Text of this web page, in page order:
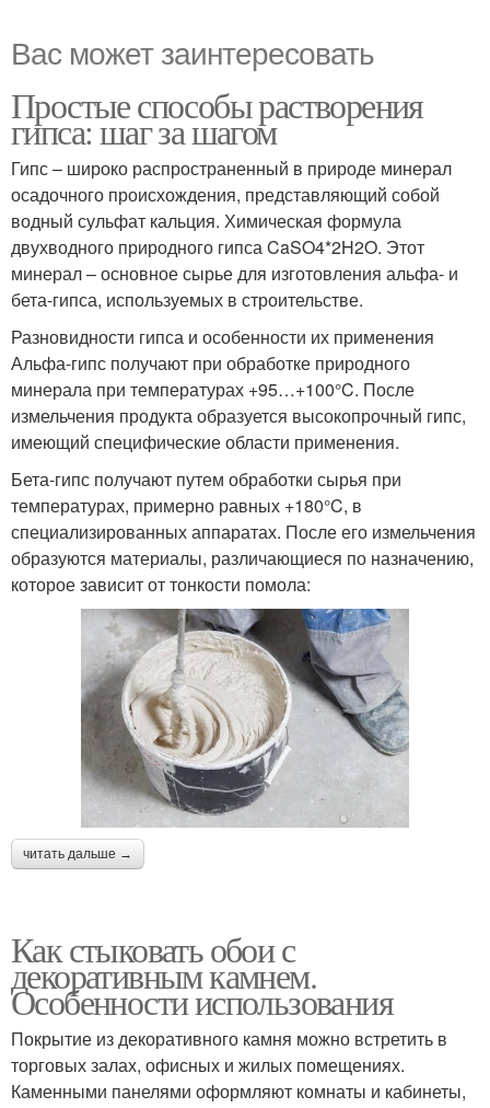
Вас может заинтересовать
Простые способы растворения
гипса: шаг за шагом
Гипс – широко распространенный в природе минерал
осадочного происхождения, представляющий собой
водный сульфат кальция. Химическая формула
двухводного природного гипса CaSO4*2H2O. Этот
минерал – основное сырье для изготовления альфа- и
бета-гипса, используемых в строительстве.
Разновидности гипса и особенности их применения
Альфа-гипс получают при обработке природного
минерала при температурах +95…+100°C. После
измельчения продукта образуется высокопрочный гипс,
имеющий специфические области применения.
Бета-гипс получают путем обработки сырья при
температурах, примерно равных +180°C, в
специализированных аппаратах. После его измельчения
образуются материалы, различающиеся по назначению,
которое зависит от тонкости помола:
читать дальше →
Как стыковать обои с
декоративным камнем.
Особенности использования
Покрытие из декоративного камня можно встретить в
торговых залах, офисных и жилых помещениях.
Каменными панелями оформляют комнаты и кабинеты,